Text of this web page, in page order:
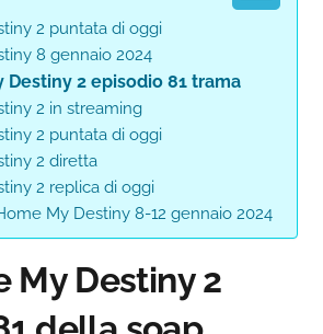
2 puntata di oggi
8 gennaio 2024
Destiny 2 episodio 81 trama
2 in streaming
2 puntata di oggi
2 diretta
2 replica di oggi
My Destiny 8-12 gennaio 2024
My Destiny 2